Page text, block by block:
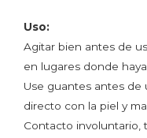
Uso:
Agitar bien antes de
en lugares donde
Use guantes antes de
directo con la piel y
Contacto involuntario,